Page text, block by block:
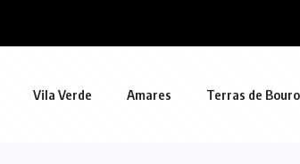
Vila Verde Amares Terras de Bouro